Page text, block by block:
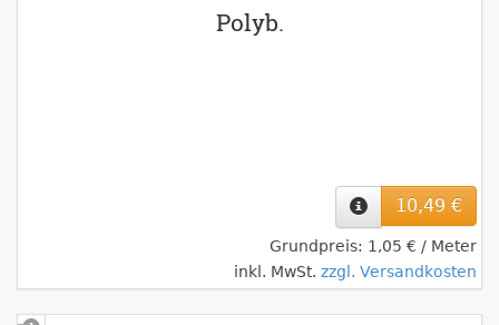
Polyb.
10,49 €
Grundpreis: 1,05 € / Meter
inkl. MwSt. zzgl. Versandkosten